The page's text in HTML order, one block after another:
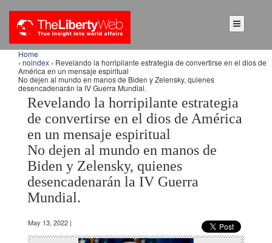
Home
› noindex › Revelando la horripilante estrategia de convertirse en el dios de
América en un mensaje espiritual
No dejen al mundo en manos de Biden y Zelensky, quienes
desencadenarán la IV Guerra Mundial.
Revelando la horripilante estrategia
de convertirse en el dios de América
en un mensaje espiritual
No dejen al mundo en manos de
Biden y Zelensky, quienes
desencadenarán la IV Guerra
Mundial.
May 13, 2022 |